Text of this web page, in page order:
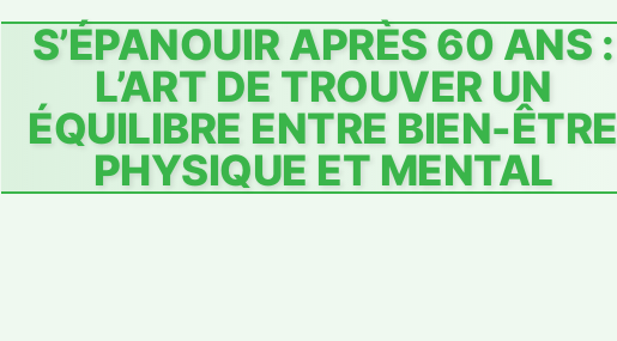
S’ÉPANOUIR APRÈS 60 ANS :
L’ART DE TROUVER UN
ÉQUILIBRE ENTRE BIEN-ÊTRE
PHYSIQUE ET MENTAL